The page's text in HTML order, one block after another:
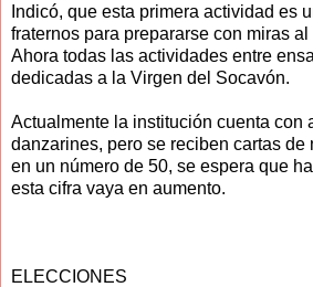
Indicó, que esta primera actividad es
fraternos para prepararse con miras
Ahora todas las actividades entre
dedicadas a la Virgen del Socavón.
Actualmente la institución cuenta con
danzarines, pero se reciben cartas de
en un número de 50, se espera que
esta cifra vaya en aumento.
ELECCIONES